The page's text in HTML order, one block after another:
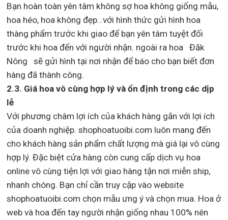
Bạn hoàn toàn yên tâm không sợ hoa không giống mẫu,
hoa héo, hoa không đẹp…với hình thức gửi hình hoa
thàng phẩm trước khi giao để bạn yên tâm tuyệt đối
trước khi hoa đến với người nhận. ngoài ra hoa Đăk
Nông sẽ gửi hình tại nơi nhận để báo cho bạn biết đơn
hàng đã thành công.
2.3. Giá hoa vô cùng hợp lý và ổn định trong các dịp
lễ
Với phương châm lợi ích của khách hàng gắn với lợi ích
của doanh nghiệp. shophoatuoibi.com luôn mang đến
cho khách hàng sản phẩm chất lượng mà giá lại vô cùng
hợp lý. Đặc biệt cửa hàng còn cung cấp dịch vụ hoa
online vô cùng tiện lợi với giao hàng tận nơi miễn ship,
nhanh chóng. Bạn chỉ cần truy cập vào website
shophoatuoibi.com chọn mẫu ưng ý và chọn mua. Hoa ở
web và hoa đến tay người nhận giống nhau 100% nên